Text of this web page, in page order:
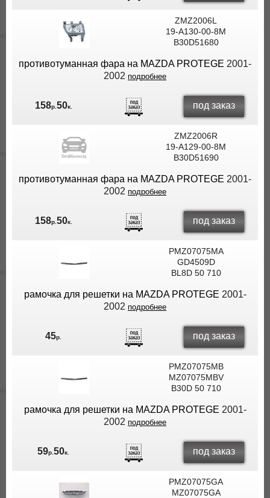
ZMZ2006L
19-A130-00-8M
B30D51680
противотуманная фара на MAZDA PROTEGE 2001-
2002 подробнее
158р. 50к. под заказ
ZMZ2006R
19-A129-00-8M
B30D51690
противотуманная фара на MAZDA PROTEGE 2001-
2002 подробнее
158р. 50к. под заказ
PMZ07075MA
GD4509D
BL8D 50 710
рамочка для решетки на MAZDA PROTEGE 2001-
2002 подробнее
45р. под заказ
PMZ07075MB
MZ07075MBV
B30D 50 710
рамочка для решетки на MAZDA PROTEGE 2001-
2002 подробнее
59р.50к. под заказ
PMZ07075GA
MZ07075GA